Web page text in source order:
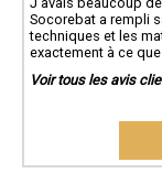
Socorebat a rempli
techniques et les
exactement à ce que
Voir tous les avis